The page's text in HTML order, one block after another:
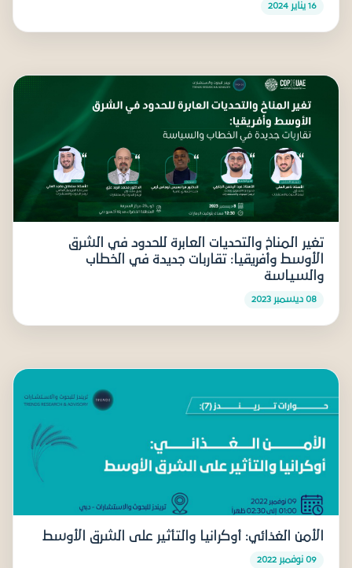
16 يناير 2024
تغير المناخ والتحديات العابرة للحدود في الشرق
الأوسط وأفريقيا: تقاربات جديدة في الخطاب
والسياسة
08 ديسمبر 2023
الأمن الغذائي: أوكرانيا والتأثير على الشرق الأوسط
09 نوفمبر 2022